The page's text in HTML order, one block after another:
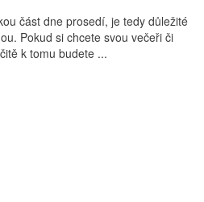
část dne prosedí, je tedy důležité
Pokud si chcete svou večeři či
k tomu budete ...